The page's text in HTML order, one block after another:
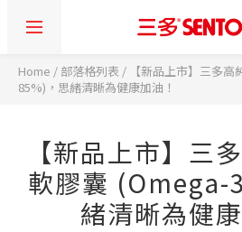
Home / 部落格列表 /
【新品上市】三多
85%)，思緒清晰為健康加油！
【新品上市】三
軟膠囊 (Omega-
緒清晰為健